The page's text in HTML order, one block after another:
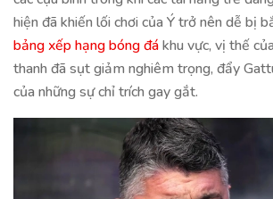
hiện đã khiến lối chơi của Ý trở nên dễ bị
bảng xếp hạng bóng đákhu vực, vị thế
thanh đã sụt giảm nghiêm trọng, đẩy
của những sự chỉ trích gay gắt.